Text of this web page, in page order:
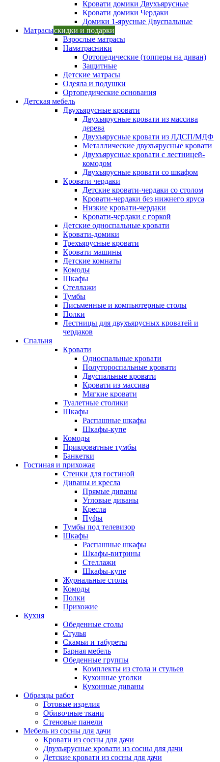
Кровати домики Двухъярусные
Кровати домики Чердаки
Домики 1-ярусные Двуспальные
Матрасыскидки и подарки
Взрослые матрасы
Наматрасники
Ортопедические (топперы на диван)
Защитные
Детские матрасы
Одеяла и подушки
Ортопедические основания
Детская мебель
Двухъярусные кровати
Двухъярусные кровати из массива
дерева
Двухъярусные кровати из ЛДСП/МДФ
Металлические двухъярусные кровати
Двухъярусные кровати с лестницей-
комодом
Двухъярусные кровати со шкафом
Кровати чердаки
Детские кровати-чердаки со столом
Кровати-чердаки без нижнего яруса
Низкие кровати-чердаки
Кровати-чердаки с горкой
Детские односпальные кровати
Кровати-домики
Трехъярусные кровати
Кровати машины
Детские комнаты
Комоды
Шкафы
Стеллажи
Тумбы
Письменные и компьютерные столы
Полки
Лестницы для двухъярусных кроватей и
чердаков
Спальня
Кровати
Односпальные кровати
Полутороспальные кровати
Двуспальные кровати
Кровати из массива
Мягкие кровати
Туалетные столики
Шкафы
Распашные шкафы
Шкафы-купе
Комоды
Прикроватные тумбы
Банкетки
Гостиная и прихожая
Стенки для гостиной
Диваны и кресла
Прямые диваны
Угловые диваны
Кресла
Пуфы
Тумбы под телевизор
Шкафы
Распашные шкафы
Шкафы-витрины
Стеллажи
Шкафы-купе
Журнальные столы
Комоды
Полки
Прихожие
Кухня
Обеденные столы
Стулья
Скамьи и табуреты
Барная мебель
Обеденные группы
Комплекты из стола и стульев
Кухонные уголки
Кухонные диваны
Образцы работ
Готовые изделия
Обивочные ткани
Стеновые панели
Мебель из сосны для дачи
Кровати из сосны для дачи
Двухъярусные кровати из сосны для дачи
Детские кровати из сосны для дачи